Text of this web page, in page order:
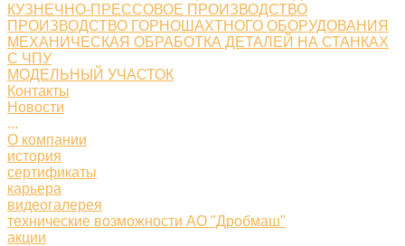
КУЗНЕЧНО-ПРЕССОВОЕ ПРОИЗВОДСТВО
ПРОИЗВОДСТВО ГОРНОШАХТНОГО ОБОРУДОВАНИЯ
МЕХАНИЧЕСКАЯ ОБРАБОТКА ДЕТАЛЕЙ НА СТАНКАХ
С ЧПУ
МОДЕЛЬНЫЙ УЧАСТОК
Контакты
Новости
...
О компании
история
сертификаты
карьера
видеогалерея
технические возможности АО "Дробмаш"
акции